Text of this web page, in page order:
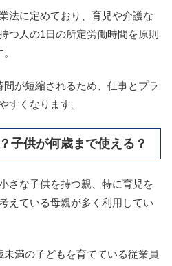
法に定めており、育児や介護な
つ人の1日の所定労働時間を原則
が短縮されるため、仕事とプラ
すくなります。
子供が何歳まで使える？
さな子供を持つ親、特に育児を
えている母親が多く利用してい
満の子どもを育てている従業員